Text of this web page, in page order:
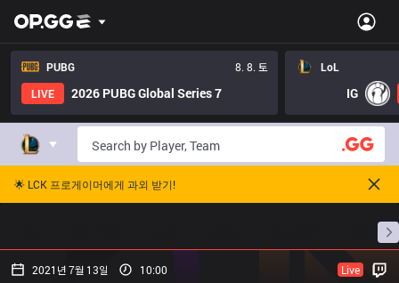
PUBG
8. 8. 토
LIVE
2026 PUBG Global Series 7
LoL
IG
🌟 LCK 프로게이머에게 과외 받기!
프로빌
2021년 7월 13일 10:00 Live